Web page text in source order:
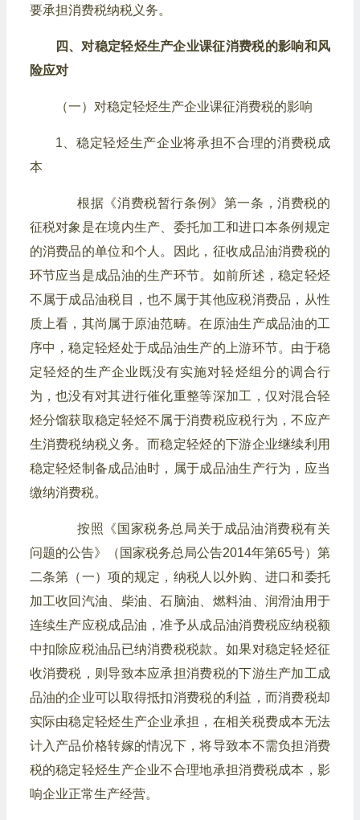
要承担消费税纳税义务。
四、对稳定轻烃生产企业课征消费税的影响和风
险应对
（一）对稳定轻烃生产企业课征消费税的影响
1、稳定轻烃生产企业将承担不合理的消费税成
本
根据《消费税暂行条例》第一条，消费税的
征税对象是在境内生产、委托加工和进口本条例规定
的消费品的单位和个人。因此，征收成品油消费税的
环节应当是成品油的生产环节。如前所述，稳定轻烃
不属于成品油税目，也不属于其他应税消费品，从性
质上看，其尚属于原油范畴。在原油生产成品油的工
序中，稳定轻烃处于成品油生产的上游环节。由于稳
定轻烃的生产企业既没有实施对轻烃组分的调合行
为，也没有对其进行催化重整等深加工，仅对混合轻
烃分馏获取稳定轻烃不属于消费税应税行为，不应产
生消费税纳税义务。而稳定轻烃的下游企业继续利用
稳定轻烃制备成品油时，属于成品油生产行为，应当
缴纳消费税。
按照《国家税务总局关于成品油消费税有关
问题的公告》（国家税务总局公告2014年第65号）第
二条第（一）项的规定，纳税人以外购、进口和委托
加工收回汽油、柴油、石脑油、燃料油、润滑油用于
连续生产应税成品油，准予从成品油消费税应纳税额
中扣除应税油品已纳消费税税款。如果对稳定轻烃征
收消费税，则导致本应承担消费税的下游生产加工成
品油的企业可以取得抵扣消费税的利益，而消费税却
实际由稳定轻烃生产企业承担，在相关税费成本无法
计入产品价格转嫁的情况下，将导致本不需负担消费
税的稳定轻烃生产企业不合理地承担消费税成本，影
响企业正常生产经营。